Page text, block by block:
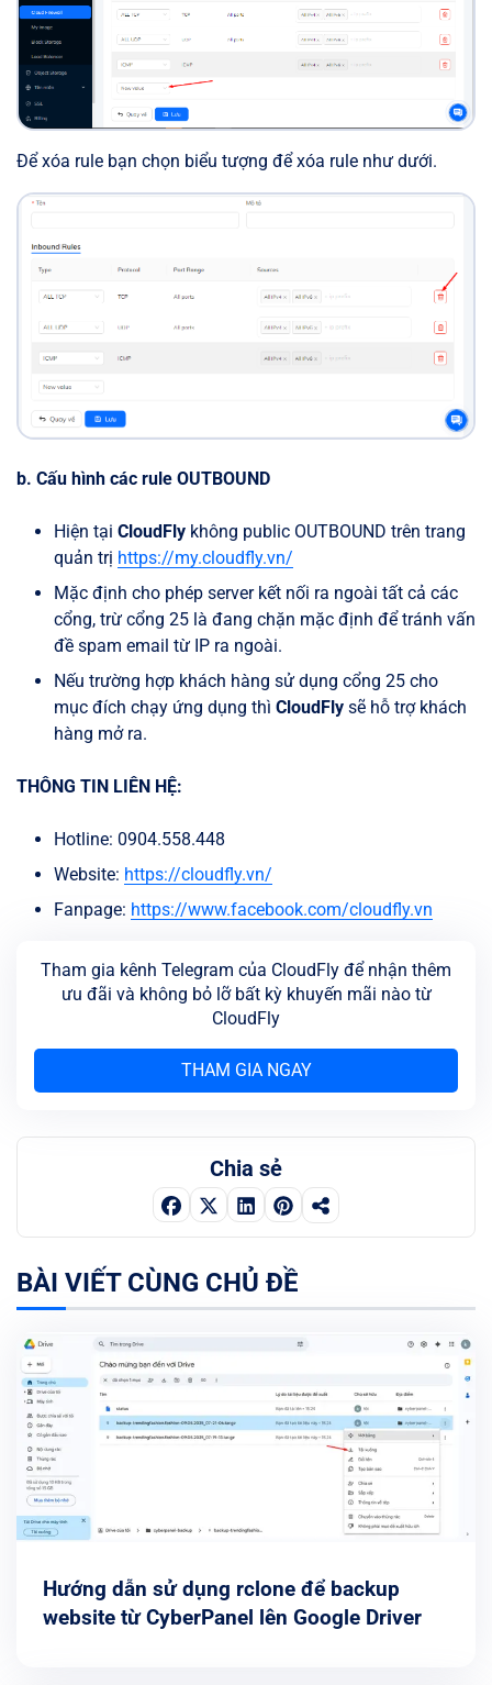
Để xóa rule bạn chọn biểu tượng để xóa rule như dưới.
b. Cấu hình các rule OUTBOUND
Hiện tại CloudFly không public OUTBOUND trên trang
quản trị https://my.cloudfly.vn/
Mặc định cho phép server kết nối ra ngoài tất cả các
cổng, trừ cổng 25 là đang chặn mặc định để tránh vấn
đề spam email từ IP ra ngoài.
Nếu trường hợp khách hàng sử dụng cổng 25 cho
mục đích chạy ứng dụng thì CloudFly sẽ hỗ trợ khách
hàng mở ra.
THÔNG TIN LIÊN HỆ:
Hotline: 0904.558.448
Website: https://cloudfly.vn/
Fanpage: https://www.facebook.com/cloudfly.vn
Tham gia kênh Telegram của CloudFly để nhận thêm
ưu đãi và không bỏ lỡ bất kỳ khuyến mãi nào từ
CloudFly
THAM GIA NGAY
Chia sẻ
BÀI VIẾT CÙNG CHỦ ĐỀ
Hướng dẫn sử dụng rclone để backup
website từ CyberPanel lên Google Driver